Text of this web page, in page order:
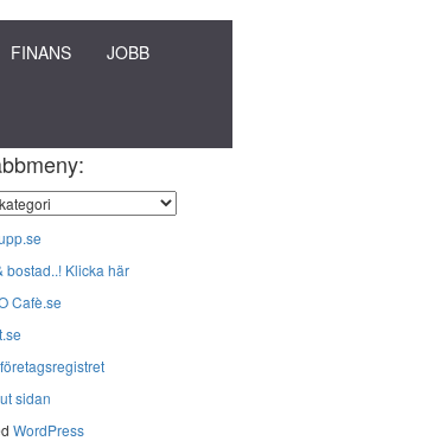
FINANS JOBB
bostad..! Klicka här
Cafè.se
sidan
WordPress